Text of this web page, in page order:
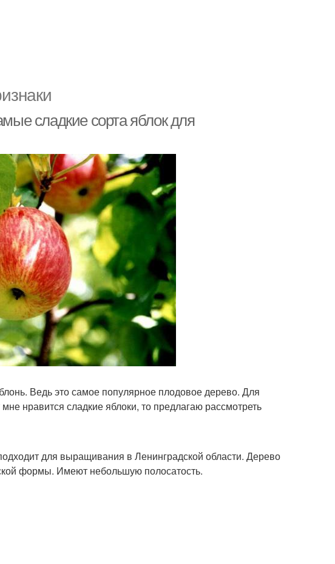
сладкие сорта яблок для
Ведь это самое популярное плодовое дерево. Для
нравится сладкие яблоки, то предлагаю рассмотреть
для выращивания в Ленинградской области. Дерево
формы. Имеют небольшую полосатость.